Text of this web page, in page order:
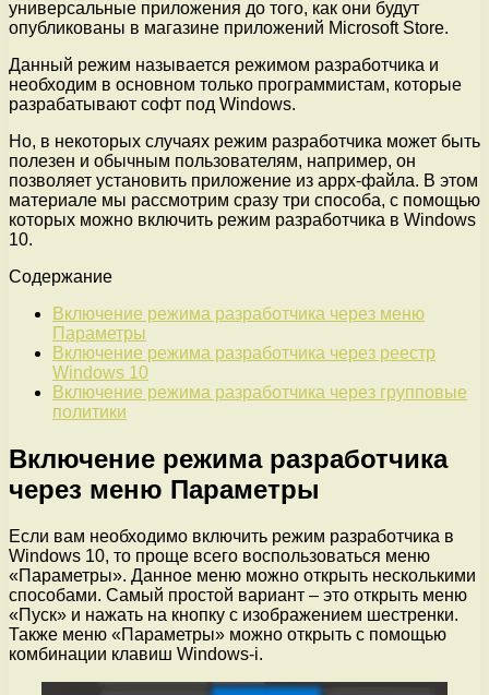
универсальные приложения до того, как они будут
опубликованы в магазине приложений Microsoft Store.
Данный режим называется режимом разработчика и
необходим в основном только программистам, которые
разрабатывают софт под Windows.
Но, в некоторых случаях режим разработчика может быть
полезен и обычным пользователям, например, он
позволяет установить приложение из appx-файла. В этом
материале мы рассмотрим сразу три способа, с помощью
которых можно включить режим разработчика в Windows
10.
Содержание
Включение режима разработчика через меню
Параметры
Включение режима разработчика через реестр
Windows 10
Включение режима разработчика через групповые
политики
Включение режима разработчика
через меню Параметры
Если вам необходимо включить режим разработчика в
Windows 10, то проще всего воспользоваться меню
«Параметры». Данное меню можно открыть несколькими
способами. Самый простой вариант – это открыть меню
«Пуск» и нажать на кнопку с изображением шестренки.
Также меню «Параметры» можно открыть с помощью
комбинации клавиш Windows-i.